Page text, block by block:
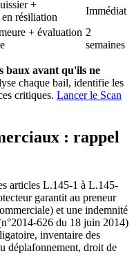
+
résiliation
Immédiat
+ évaluation 2
semaines
baux avant qu'ils ne
chaque bail, identifie les
critiques. Lancer le Scan
: rappel
articles L.145-1 à L.145-
garantit au preneur
et une indemnité
626 du 18 juin 2014)
inventaire des
déplafonnement, droit de